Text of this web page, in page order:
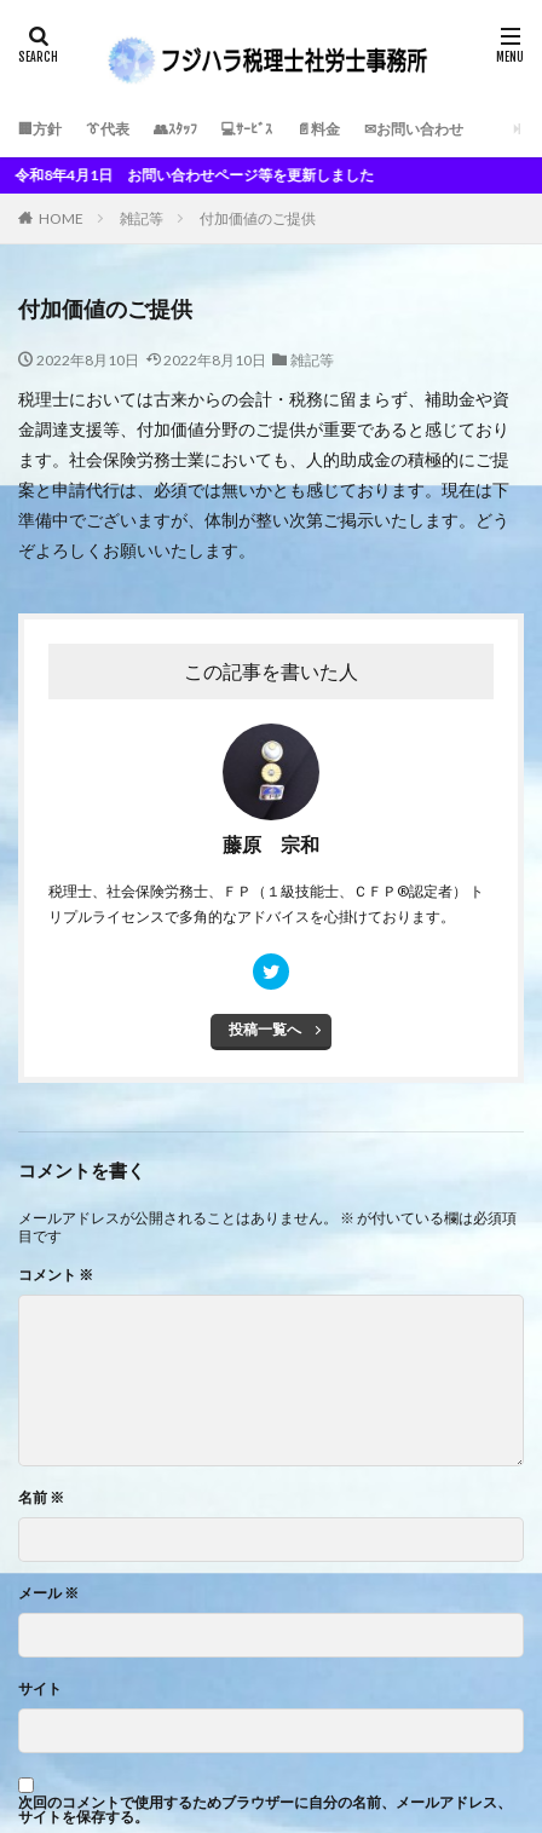
🏢方針 👔代表 👥ｽﾀｯﾌ 💻ｻｰﾋﾞｽ 📄料金 ✉お問い合わせ
い合わせページ等を更新しました
HOME 雑記等 付加価値のご提供
付加価値のご提供
2022年8月10日 2022年8月10日 雑記等
税理士においては古来からの会計・税務に留まらず、補助金や資
金調達支援等、付加価値分野のご提供が重要であると感じており
ます。社会保険労務士業においても、人的助成金の積極的にご提
案と申請代行は、必須では無いかとも感じております。現在は下
準備中でございますが、体制が整い次第ご掲示いたします。どう
ぞよろしくお願いいたします。
この記事を書いた人
藤原 宗和
税理士、社会保険労務士、ＦＰ（１級技能士、ＣＦＰ®認定者） ト
リプルライセンスで多角的なアドバイスを心掛けております。
投稿一覧へ
コメントを書く
メールアドレスが公開されることはありません。 ※ が付いている欄は必須項
目です
コメント ※
名前 ※
メール※
サイト
次回のコメントで使用するためブラウザーに自分の名前、メールアドレス、
サイトを保存する。